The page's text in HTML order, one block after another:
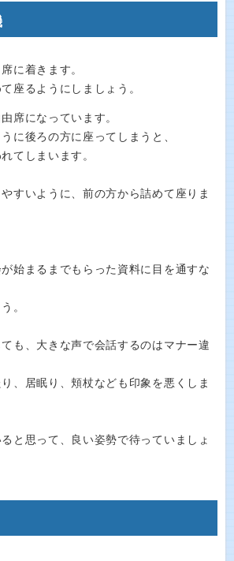
に着きます。
座るようにしましょう。
席になっています。
に後ろの方に座ってしまうと、
てしまいます。
すいように、前の方から詰めて座りま
始まるまでもらった資料に目を通すな
。
も、大きな声で会話するのはマナー違
、居眠り、頬杖なども印象を悪くしま
と思って、良い姿勢で待っていましょ